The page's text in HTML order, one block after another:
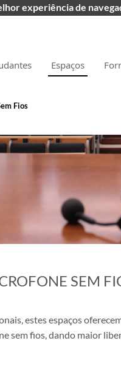
Espaços
Fios
SEM
estes espaços
sem fios, dando maior
experiência de